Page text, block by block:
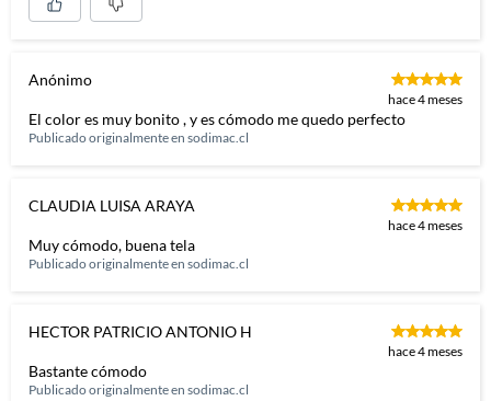
Anónimo
hace 4 meses
El color es muy bonito , y es cómodo me quedo perfecto
Publicado originalmente en sodimac.cl
CLAUDIA LUISA ARAYA
hace 4 meses
Muy cómodo, buena tela
Publicado originalmente en sodimac.cl
HECTOR PATRICIO ANTONIO H
hace 4 meses
Bastante cómodo
Publicado originalmente en sodimac.cl